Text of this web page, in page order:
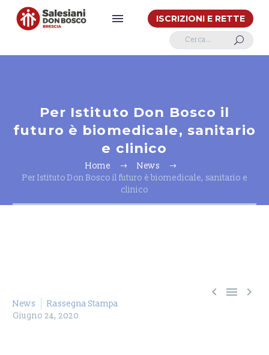
ISCRIZIONI E RETTE
U
Per Istituto Don Bosco il
futuro è biomedicale, sanitario
e clinico
Home
News
Per Istituto Don Bosco il futuro è biomedicale, sanitario e
clinico
  
News
Rassegna Stampa
Giugno 24, 2020